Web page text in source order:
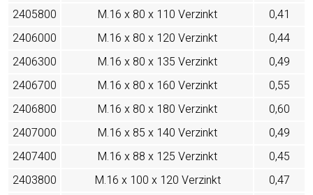
2405800
M.16 x 80 x 110 Verzinkt
0,41
2406000
M.16 x 80 x 120 Verzinkt
0,44
2406300
M.16 x 80 x 135 Verzinkt
0,49
2406700
M.16 x 80 x 160 Verzinkt
0,55
2406800
M.16 x 80 x 180 Verzinkt
0,60
2407000
M.16 x 85 x 140 Verzinkt
0,49
2407400
M.16 x 88 x 125 Verzinkt
0,45
2403800
M.16 x 100 x 120 Verzinkt
0,47